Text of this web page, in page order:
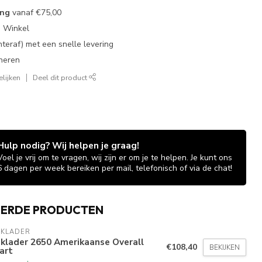
vanaf€75,00
Winkel
met een snelle levering
Deel dit product
nodig? Wij helpen je graag!
je vrij om te vragen, wij zijn er om je te helpen. Je kunt ons
dagen per week bereiken per mail, telefonisch of via de chat!
PRODUCTEN
2650 Amerikaanse Overall €108,40 BEKIJKEN